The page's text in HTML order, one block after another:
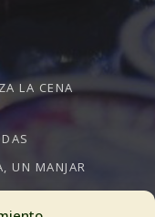
LA CENA
UN MANJAR